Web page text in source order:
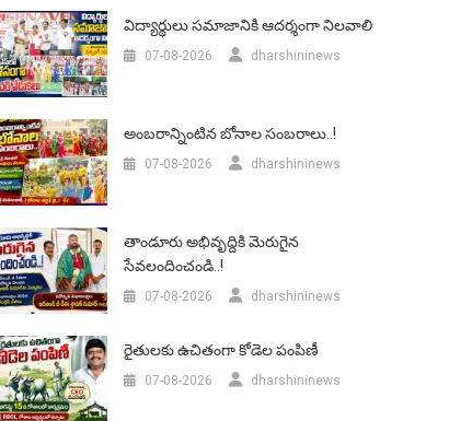
విద్యార్థులు సమాజానికి ఆదర్శంగా నిలవాలి
07-08-2026 dharshininews
అంబరాన్నింటిన బోనాల సంబరాలు..!
07-08-2026 dharshininews
తాండూరు అభివృద్దికి మెరుగైన
సేవలందించండి..!
07-08-2026 dharshininews
రైతులకు ఉచితంగా కోడెల పంపిణీ
07-08-2026 dharshininews